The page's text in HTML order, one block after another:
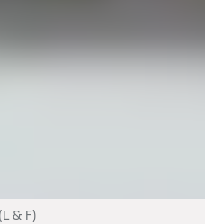
& F)